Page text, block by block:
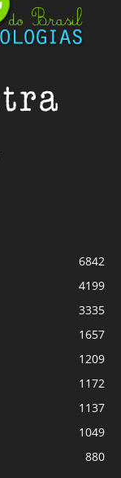
6842
4199
3335
1657
1209
1172
1137
1049
880